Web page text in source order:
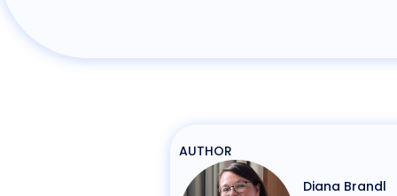
AUTHOR
Diana Brandl